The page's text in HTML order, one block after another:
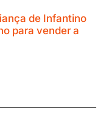
de Infantino
para vender a